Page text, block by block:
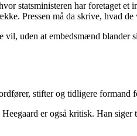
statsministeren har foretaget
Pressen må da skrive, hvad
vil, uden at embedsmænd blander
stifter og tidligere formand
er også kritisk. Han